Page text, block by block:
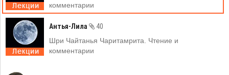
комментарии
Антья-Лила
40
Шри Чайтанья Чаритамрита. Чтение и
комментарии